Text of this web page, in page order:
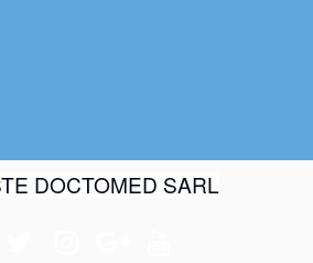
DOCTOMED SARL